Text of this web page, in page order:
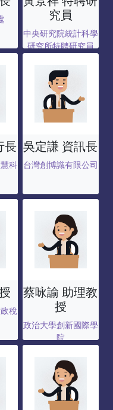
究員
中央研究院統計科學
研究所特聘研究員
長
科
吳定謙 資訊長
台灣創博識有限公司
稅
蔡咏諭 助理教
授
政治大學創新國際學
院